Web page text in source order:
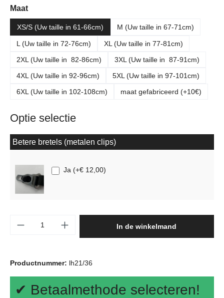
Selecteer
Maat
XS/S (Uw taille in 61-66cm) M (Uw taille in 67-71cm)
L (Uw taille in 72-76cm)
XL (Uw taille in 77-81cm)
2XL (Uw taille in 82-86cm)
3XL (Uw taille in 87-91cm)
4XL (Uw taille in 92-96cm)
5XL (Uw taille in 97-101cm)
6XL (Uw taille in 102-108cm)
maat gefabriceerd (+10€)
Optie selectie
Betere bretels (metalen clips)
Ja (+€ 12,00)
Producthoeveelheid: Voer de gewenste
In de winkelmand
Productnummer: lh21/36
✔ Betaalmethode selecteren!